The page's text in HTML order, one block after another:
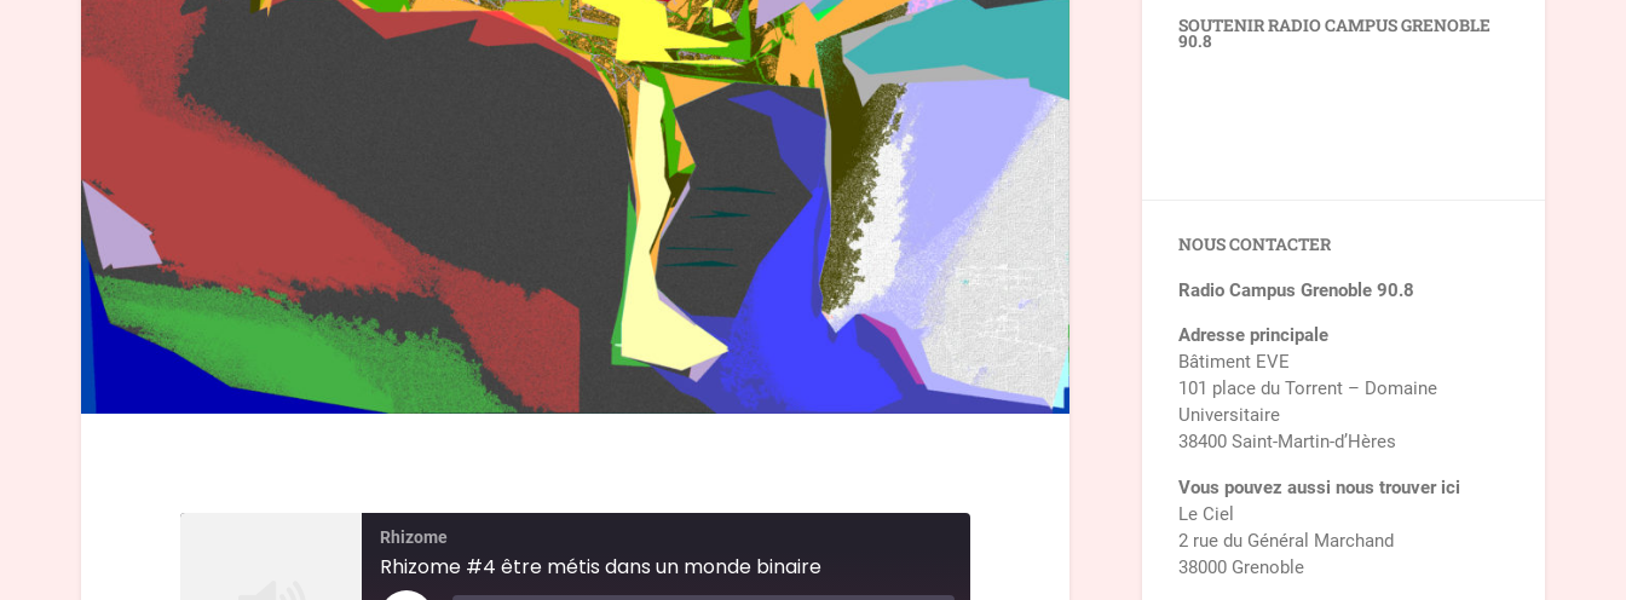
Rhizome
Rhizome #4 être métis dans un monde binaire
SOUTENIR RADIO CAMPUS GRENOBLE
90.8
NOUS CONTACTER
Radio Campus Grenoble 90.8
Adresse principale
Bâtiment EVE
101 place du Torrent – Domaine
Universitaire
38400 Saint-Martin-d’Hères
Vous pouvez aussi nous trouver ici
Le Ciel
2 rue du Général Marchand
38000 Grenoble